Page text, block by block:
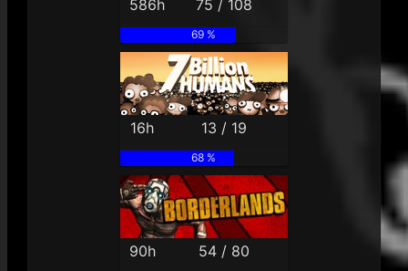
586h 75 / 108
69 %
16h 13 / 19
68 %
90h 54 / 80